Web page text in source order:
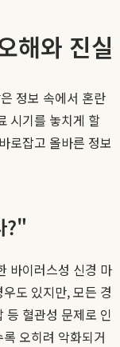
해와 진실
정보 속에서 혼란
시기를 놓치게 할
로잡고 올바른 정보
?"
바이러스성 신경 마
도 있지만, 모든 경
등 혈관성 문제로 인
오히려 악화되거